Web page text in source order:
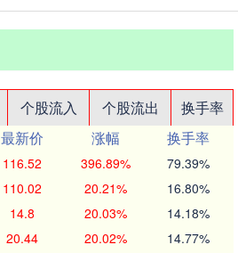
个股流入 个股流出
换手率
最新价 涨幅
换手率
116.52 396.89% 79.39%
110.02 20.21% 16.80%
14.8 20.03% 14.18%
20.44 20.02% 14.77%